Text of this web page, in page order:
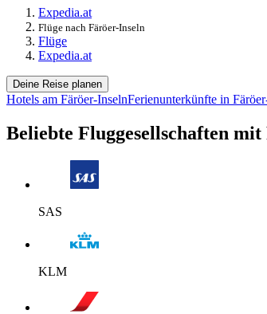
Expedia.at
Flüge nach Färöer-Inseln
Flüge
Expedia.at
Deine Reise planen
Hotels am Färöer-InselnFerienunterkünfte in
Beliebte Fluggesellschaften
SAS
KLM